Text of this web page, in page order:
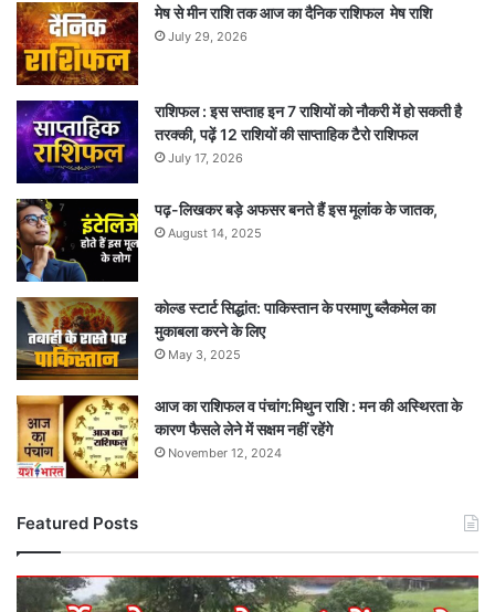
मेष से मीन राशि तक आज का दैनिक राशिफल मेष राशि
July 29, 2026
राशिफल : इस सप्ताह इन 7 राशियों को नौकरी में हो सकती है
तरक्की, पढ़ें 12 राशियों की साप्ताहिक टैरो राशिफल
July 17, 2026
पढ़-लिखकर बड़े अफसर बनते हैं इस मूलांक के जातक,
August 14, 2025
कोल्ड स्टार्ट सिद्धांत: पाकिस्तान के परमाणु ब्लैकमेल का
मुकाबला करने के लिए
May 3, 2025
आज का राशिफल व पंचांग:मिथुन राशि : मन की अस्थिरता के
कारण फैसले लेने में सक्षम नहीं रहेंगे
November 12, 2024
Featured Posts
मुर्गे